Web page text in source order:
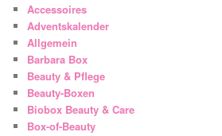
Accessoires
Adventskalender
Allgemein
Barbara Box
Beauty & Pflege
Beauty-Boxen
Biobox Beauty & Care
Box-of-Beauty